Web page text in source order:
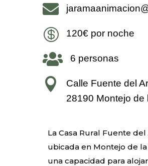

 120€ por noche
 6 personas

Calle Fuente del
28190 Montejo de
La Casa Rural Fuente
ubicada en Montejo de la
una capacidad para